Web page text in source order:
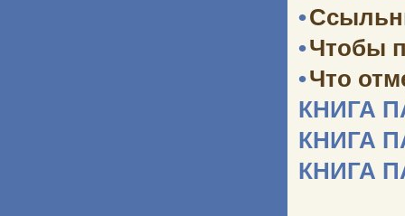
•
•Чтобы
•Что
КНИГА
КНИГА
КНИГА